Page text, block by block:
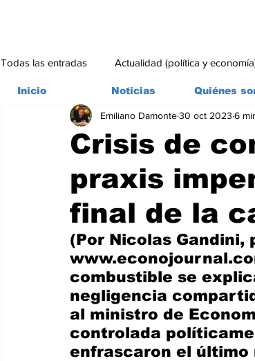
Todas las entradas Actualidad (política y
Ambiente Editorial
Crisis de
praxis
final de la
Emiliano Damonte30 oct 2023 6
(Por Nicolas Gandini,
combustible se
negligencia
al ministro de
controlada
enfrascaron el último
Inicio Noticias Quiénes